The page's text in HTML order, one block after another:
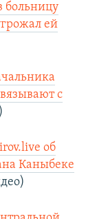
больницу
ей
с
об
Каныбеке